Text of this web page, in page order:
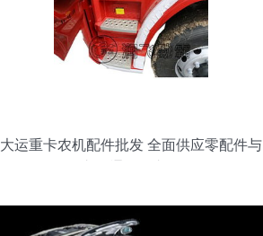
大运重卡农机配件批发 全面供应零配件与